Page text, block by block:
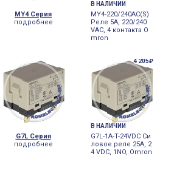
MY4 Серия
подробнее
В НАЛИЧИИ
MY4-220/240AC(S)
Реле 5А, 220/240
VAC, 4 контакта O
mron
G7L Серия
подробнее
4 205₽
В НАЛИЧИИ
G7L-1A-T-24VDC Си
ловое реле 25A, 2
4 VDC, 1NO, Omron